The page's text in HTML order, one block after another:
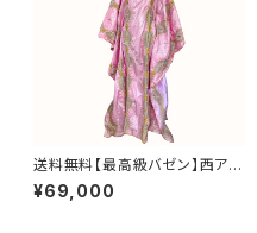
送料無料【最高級バゼン】西アフ
リカ正装 グバ｜ラインストーン
＆ゴールド刺繍（ヘッドドレス付）
¥69,000